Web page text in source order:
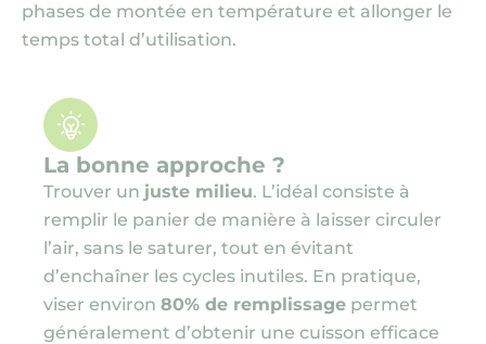
phases de montée en température et allonger le
temps total d’utilisation.
La bonne approche ?
Trouver un juste milieu. L’idéal consiste à
remplir le panier de manière à laisser circuler
l’air, sans le saturer, tout en évitant
d’enchaîner les cycles inutiles. En pratique,
viser environ 80% de remplissage permet
généralement d’obtenir une cuisson efficace